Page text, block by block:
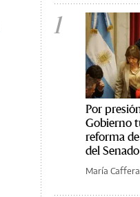
1
Por
Gobierno
reforma
del Senado
María